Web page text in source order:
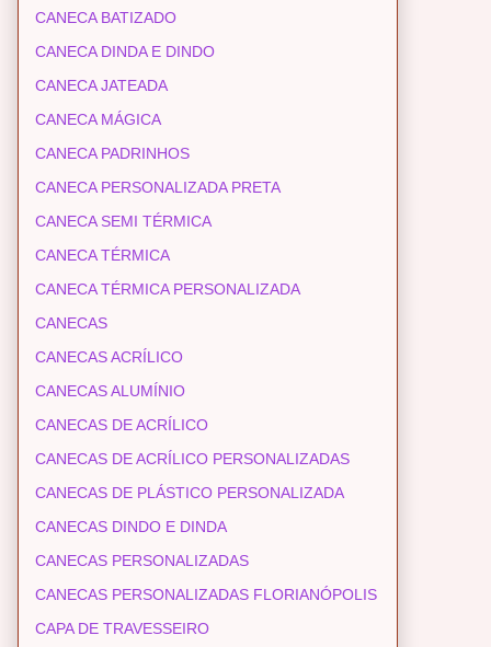
CANECA BATIZADO
CANECA DINDA E DINDO
CANECA JATEADA
CANECA MÁGICA
CANECA PADRINHOS
CANECA PERSONALIZADA PRETA
CANECA SEMI TÉRMICA
CANECA TÉRMICA
CANECA TÉRMICA PERSONALIZADA
CANECAS
CANECAS ACRÍLICO
CANECAS ALUMÍNIO
CANECAS DE ACRÍLICO
CANECAS DE ACRÍLICO PERSONALIZADAS
CANECAS DE PLÁSTICO PERSONALIZADA
CANECAS DINDO E DINDA
CANECAS PERSONALIZADAS
CANECAS PERSONALIZADAS FLORIANÓPOLIS
CAPA DE TRAVESSEIRO